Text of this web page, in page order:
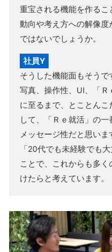
重宝される機能を作る
動向や考え方への解像
ではないでしょうか。
社員Y
そうした機能面もそう
写真、操作性、UI、「
に至るまで、とことん
して、「Ｒｅ就活」の
メッセージ性だと思い
「20代でも未経験でも
ことで、これからも多
けたらと考えています。